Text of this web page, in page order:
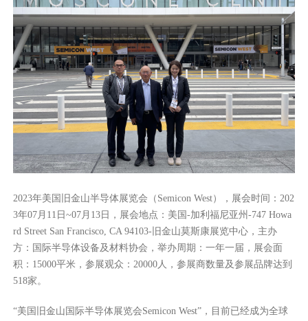
2023年美国旧金山半导体展览会（Semicon West），展会时间：202
3年07月11日~07月13日，展会地点：美国-加利福尼亚州-747 Howa
rd Street San Francisco, CA 94103-旧金山莫斯康展览中心，主办
方：国际半导体设备及材料协会，举办周期：一年一届，展会面
积：15000平米，参展观众：20000人，参展商数量及参展品牌达到
518家。
“美国旧金山国际半导体展览会Semicon West”，目前已经成为全球